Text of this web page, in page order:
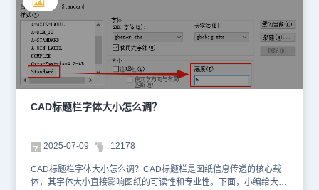
CAD标题栏字体大小怎么调？
2025-07-09 12178
CAD标题栏字体大小怎么调？CAD标题栏是图纸信息传递的核心载
体，其字体大小直接影响图纸的可读性和专业性。下面，小编给大家